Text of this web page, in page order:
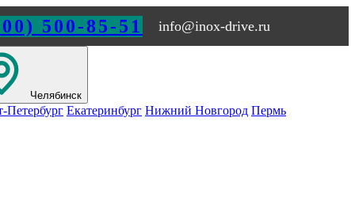
500-85-51 info@inox-drive.ru
Челябинск
Петербург Екатеринбург Нижний Новгород Пермь